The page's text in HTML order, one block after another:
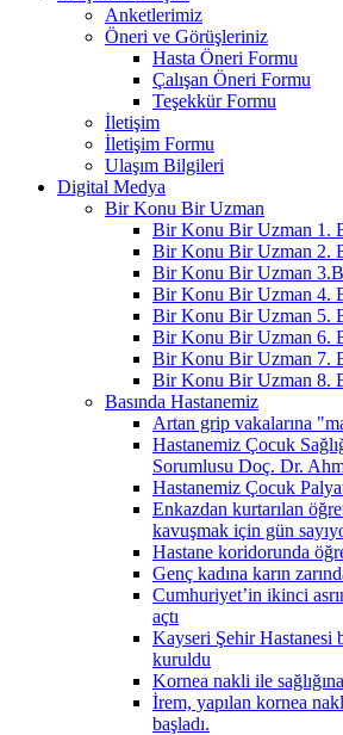
Anketlerimiz
Öneri ve Görüşleriniz
Hasta Öneri Formu
Çalışan Öneri Formu
Teşekkür Formu
İletişim
İletişim Formu
Ulaşım Bilgileri
Digital Medya
Bir Konu Bir Uzman
Bir Konu Bir Uzman 1.
Bir Konu Bir Uzman 2.
Bir Konu Bir Uzman
Bir Konu Bir Uzman 4.
Bir Konu Bir Uzman 5.
Bir Konu Bir Uzman 6.
Bir Konu Bir Uzman 7.
Bir Konu Bir Uzman 8.
Basında Hastanemiz
Artan grip vakalarına
Hastanemiz Çocuk
Sorumlusu Doç. Dr.
Hastanemiz Çocuk
Enkazdan kurtarılan
kavuşmak için gün
Hastane koridorunda
Genç kadına karın
Cumhuriyet’in ikinci
açtı
Kayseri Şehir Hastanesi
kuruldu
Kornea nakli ile
İrem, yapılan kornea
başladı.